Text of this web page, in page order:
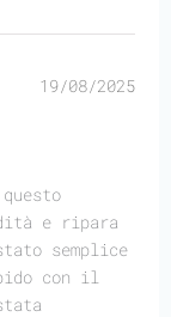
19/08/2025
e ripara
semplice
con il